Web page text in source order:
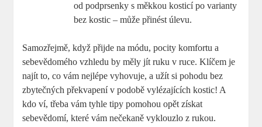
od podprsenky s měkkou kosticí po varianty
bez kostic – může přinést úlevu.
Samozřejmě, když přijde na módu, pocity komfortu a
sebevědomého vzhledu by měly jít ruku v ruce. Klíčem je
najít to, co vám nejlépe vyhovuje, a užít si pohodu bez
zbytečných překvapení v podobě vylézajících kostic! A
kdo ví, třeba vám tyhle tipy pomohou opět získat
sebevědomí, které vám nečekaně vyklouzlo z rukou.